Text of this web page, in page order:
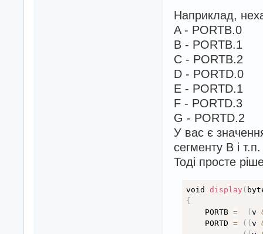
Наприклад,
A - PORTB.0
B - PORTB.1
C - PORTB.2
D - PORTD.0
E - PORTD.1
F - PORTD.3
G - PORTD.2
У вас є
сегменту B і т.п.
Тоді просте
void display (
{
    PORTB
= (v
    PORTD
= ( (v